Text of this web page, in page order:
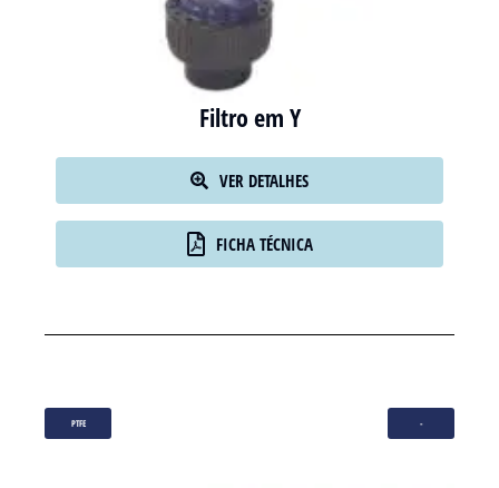
Filtro em Y
VER DETALHES
FICHA TÉCNICA
PTFE